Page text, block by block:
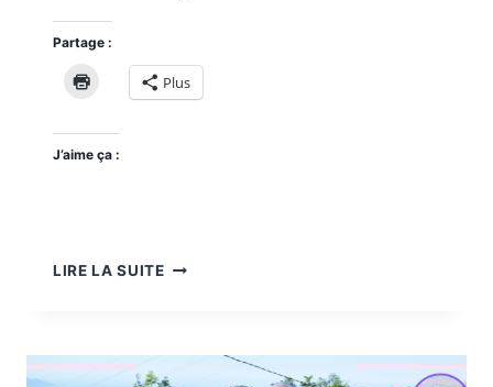
Partage :
Plus
J’aime ça :
LIRE LA SUITEVISITER